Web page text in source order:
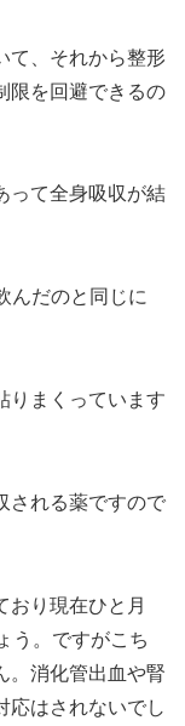
て、それから整形
限を回避できるの
って全身吸収が結
んだのと同じに
りまくっています
される薬ですので
おり現在ひと月
う。ですがこち
。消化管出血や腎
応はされないでし